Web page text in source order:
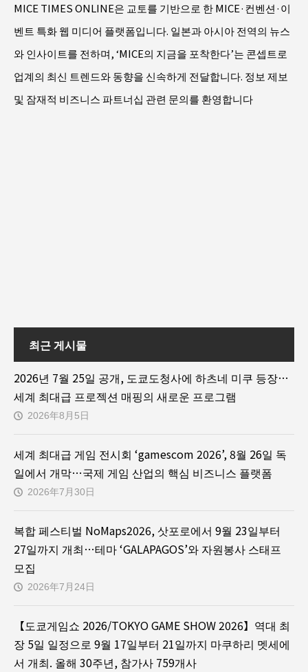
MICE TIMES ONLINE은 교토를 기반으로 한 MICE·컨벤션·이
벤트 특화 웹 미디어 플랫폼입니다. 일본과 아시아 전역의 뉴스
와 인사이트를 전하며, ‘MICE의 지금을 포착한다’는 콘셉트로
업계의 최신 트렌드와 동향을 신속하게 전달합니다. 정보 제보
및 잠재적 비즈니스 파트너십 관련 문의를 환영합니다
최근 게시물
2026년 7월 25일 공개, 도쿄도청사에 하츠네 미쿠 등장…
세계 최대급 프로젝션 매핑의 새로운 프로그램
2026年8月5日
세계 최대급 게임 전시회 ‘gamescom 2026’, 8월 26일 독
일에서 개막…국제 게임 산업의 핵심 비즈니스 플랫폼
2026年7月30日
복합 페스티벌 NoMaps2026, 삿포로에서 9월 23일부터
27일까지 개최…테마 ‘GALAPAGOS’와 자원봉사 스태프
모집
2026年7月24日
【도쿄게임쇼 2026/TOKYO GAME SHOW 2026】역대 최
장 5일 일정으로 9월 17일부터 21일까지 마쿠하리 멧세에
서 개최. 올해 30주년, 참가사 759개사